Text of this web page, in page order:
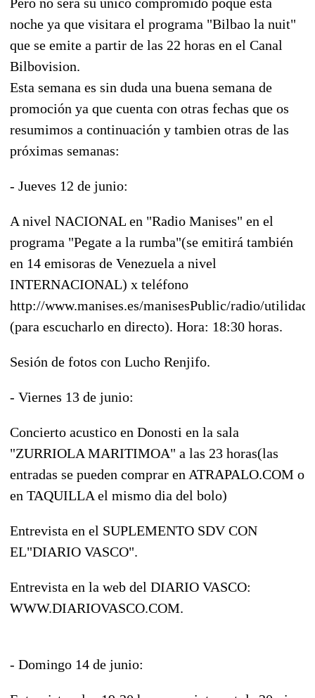
noche ya que visitara el programa "Bilbao la nuit"
que se emite a partir de las 22 horas en el Canal
Bilbovision.
Esta semana es sin duda una buena semana de
promoción ya que cuenta con otras fechas que os
resumimos a continuación y tambien otras de las
próximas semanas:
- Jueves 12 de junio:
A nivel NACIONAL en "Radio Manises" en el
programa "Pegate a la rumba"(se emitirá también
en 14 emisoras de Venezuela a nivel
INTERNACIONAL) x teléfono
http://www.manises.es/manisesPublic/radio/
(para escucharlo en directo). Hora: 18:30 horas.
Sesión de fotos con Lucho Renjifo.
- Viernes 13 de junio:
Concierto acustico en Donosti en la sala
"ZURRIOLA MARITIMOA" a las 23 horas(las
entradas se pueden comprar en ATRAPALO.COM o
en TAQUILLA el mismo dia del bolo)
Entrevista en el SUPLEMENTO SDV CON
EL"DIARIO VASCO".
Entrevista en la web del DIARIO VASCO:
WWW.DIARIOVASCO.COM.
- Domingo 14 de junio: